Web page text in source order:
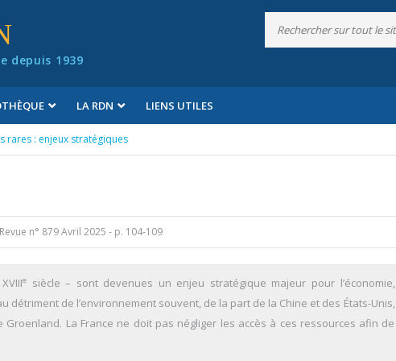
depuis 1939
LA RDN LIENS UTILES
rares : enjeux stratégiques
Revue n° 879 Avril 2025 - p. 104-109
esiècle – sont devenues un enjeu stratégique majeur pour l’économie,
détriment de l’environnement souvent, de la part de la Chine et des États-Unis,
La France ne doit pas négliger les accès à ces ressources afin de